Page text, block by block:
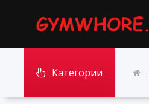
Категории